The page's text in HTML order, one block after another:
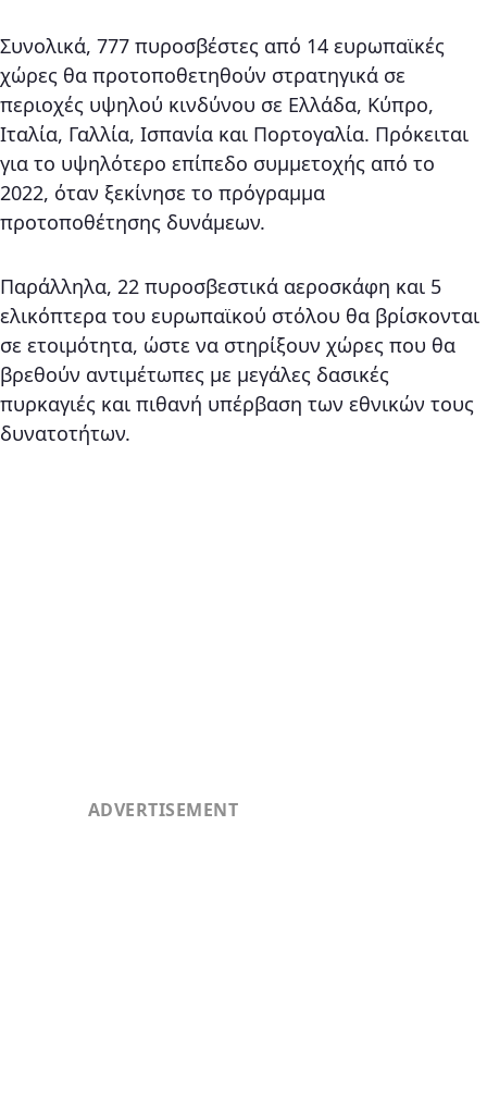
Συνολικά, 777 πυροσβέστες από 14 ευρωπαϊκές
χώρες θα προτοποθετηθούν στρατηγικά σε
περιοχές υψηλού κινδύνου σε Ελλάδα, Κύπρο,
Ιταλία, Γαλλία, Ισπανία και Πορτογαλία. Πρόκειται
για το υψηλότερο επίπεδο συμμετοχής από το
2022, όταν ξεκίνησε το πρόγραμμα
προτοποθέτησης δυνάμεων.
Παράλληλα, 22 πυροσβεστικά αεροσκάφη και 5
ελικόπτερα του ευρωπαϊκού στόλου θα βρίσκονται
σε ετοιμότητα, ώστε να στηρίξουν χώρες που θα
βρεθούν αντιμέτωπες με μεγάλες δασικές
πυρκαγιές και πιθανή υπέρβαση των εθνικών τους
δυνατοτήτων.